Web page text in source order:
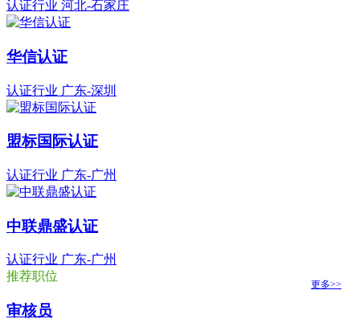
认证行业 河北-石家庄
华信认证
认证行业 广东-深圳
盟标国际认证
认证行业 广东-广州
中联鼎盛认证
认证行业 广东-广州
推荐职位
更多>>
审核员